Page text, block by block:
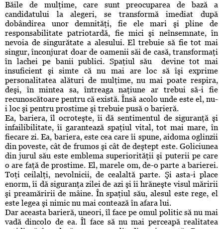
Băile de mulţime, care sunt preocuparea de bază a
candidatului la alegeri, se transformă imediat după
dobândirea unor demnităţi, fie ele mari şi pline de
responsabilitate patriotardă, fie mici şi neînsemnate, în
nevoia de singurătate a alesului. El trebuie să fie tot mai
singur, înconjurat doar de oamenii săi de casă, transformaţi
în lachei pe banii publici. Spaţiul său devine tot mai
insuficient şi simte că nu mai are loc să îşi exprime
personalitatea alături de mulţime, nu mai poate respira,
deşi, în mintea sa, întreaga naţiune ar trebui să-i fie
recunoscătoare pentru că există. Însă acolo unde este el, nu-
i loc şi pentru prostime şi trebuie pusă o barieră.
Ea, bariera, îl ocroteşte, îi dă sentimentul de siguranţă şi
infailibilitate, îi garantează spaţiul vital, tot mai mare, în
fiecare zi. Ea, bariera, este cea care îi spune, aidoma oglinzii
din poveste, cât de frumos şi cât de deştept este. Goliciunea
din jurul său este emblema superiorităţii şi puterii pe care
o are faţă de prostime. El, marele om, de-o parte a barierei.
Toţi ceilalţi, nevolnicii, de cealaltă parte. Şi asta-i place
enorm, îi dă siguranţa zilei de azi şi îi hrăneşte visul măririi
şi preamăririi de mâine. În spaţiul său, alesul este rege, el
este legea şi nimic nu mai contează în afara lui.
Dar aceasta barieră, uneori, îl face pe omul politic să nu mai
vadă dincolo de ea. Îl face să nu mai perceapă realitatea